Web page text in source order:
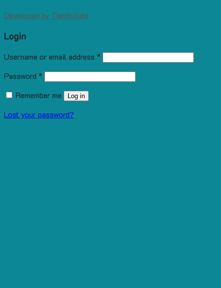
Developed by Tiepthitute
Login
Username or email address *
Password *
Remember me
Log in
Lost your password?